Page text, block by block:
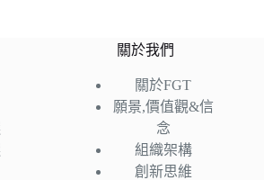
關於我們
關於FGT
願景,價值觀&信
念
組織架構
創新思維